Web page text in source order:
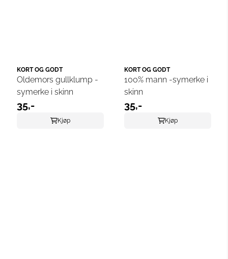
KORT OG GODT
Oldemors gullklump -
symerke i skinn
35,-
Kjøp
KORT OG GODT
100% mann -symerke i
skinn
35,-
Kjøp